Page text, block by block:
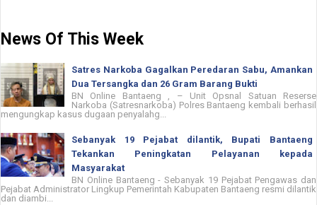
News Of This Week
Satres Narkoba Gagalkan Peredaran Sabu, Amankan
Dua Tersangka dan 26 Gram Barang Bukti
BN Online Bantaeng , – Unit Opsnal Satuan Reserse
Narkoba (Satresnarkoba) Polres Bantaeng kembali berhasil
mengungkap kasus dugaan penyalahg...
Sebanyak 19 Pejabat dilantik, Bupati Bantaeng
Tekankan Peningkatan Pelayanan kepada
Masyarakat
BN Online Bantaeng - Sebanyak 19 Pejabat Pengawas dan
Pejabat Administrator Lingkup Pemerintah Kabupaten Bantaeng resmi dilantik
dan diambi...